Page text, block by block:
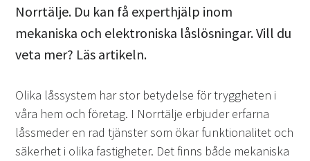
Norrtälje. Du kan få experthjälp inom
mekaniska och elektroniska låslösningar. Vill du
veta mer? Läs artikeln.
Olika låssystem har stor betydelse för tryggheten i
våra hem och företag. I Norrtälje erbjuder erfarna
låssmeder en rad tjänster som ökar funktionalitet och
säkerhet i olika fastigheter. Det finns både mekaniska